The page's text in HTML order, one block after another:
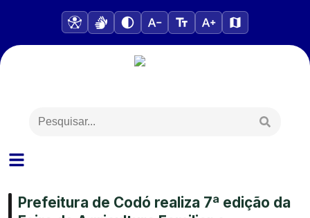
Prefeitura de Codó realiza 7ª edição da